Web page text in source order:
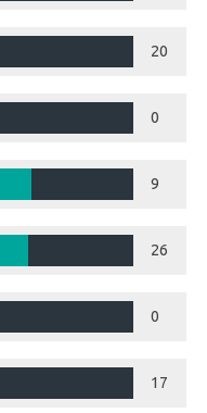
20
0
9
26
0
17